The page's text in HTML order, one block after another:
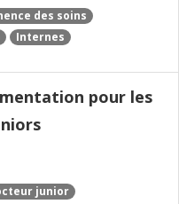
des soins
Internes
pour les
junior